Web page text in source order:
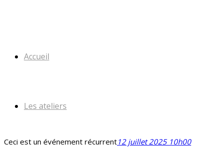
Accueil
Les ateliers
Ceci est un événement récurrent12 juillet 2025 10h00